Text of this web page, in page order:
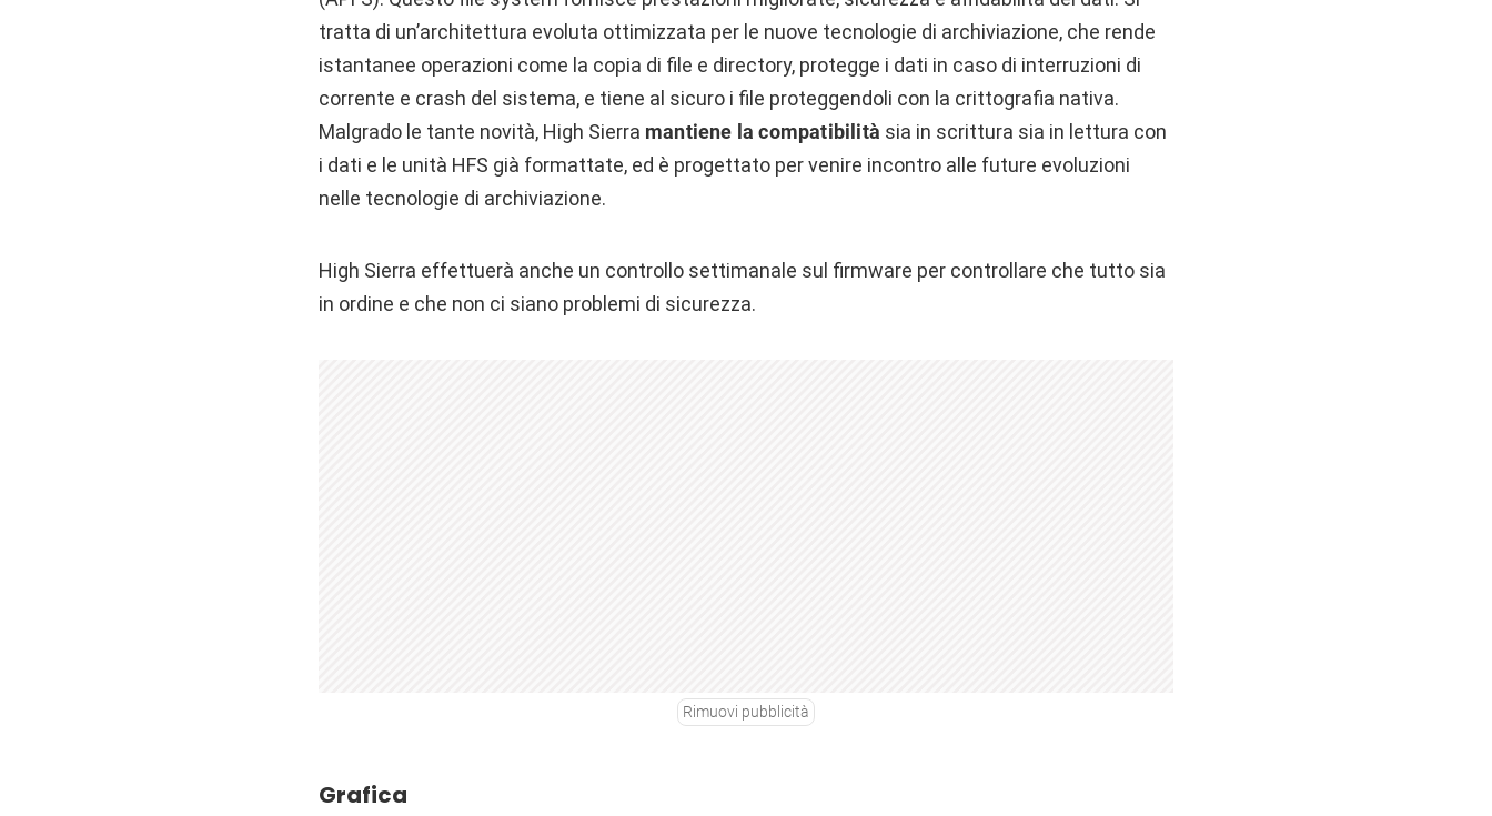
tratta di un’architettura evoluta ottimizzata per le nuove tecnologie di archiviazione, che rende
istantanee operazioni come la copia di file e directory, protegge i dati in caso di interruzioni di
corrente e crash del sistema, e tiene al sicuro i file proteggendoli con la crittografia nativa.
Malgrado le tante novità, High Sierra mantiene la compatibilità sia in scrittura sia in lettura con
i dati e le unità HFS già formattate, ed è progettato per venire incontro alle future evoluzioni
nelle tecnologie di archiviazione.
High Sierra effettuerà anche un controllo settimanale sul firmware per controllare che tutto sia
in ordine e che non ci siano problemi di sicurezza.
Rimuovi pubblicità
Grafica